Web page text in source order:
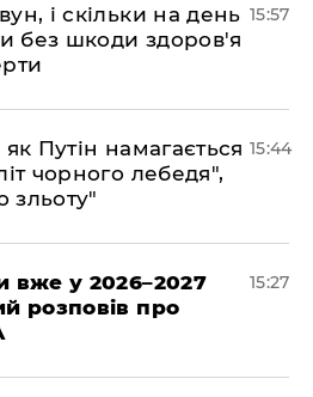
і скільки на день
без шкоди здоров'я
15:57
Путін намагається
чорного лебедя",
зльоту"
15:44
вже у 2026–2027
розповів про
15:27